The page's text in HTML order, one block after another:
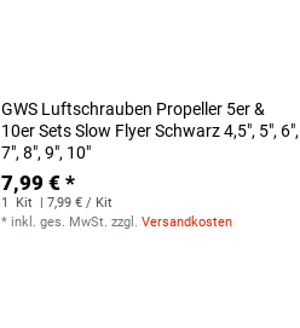
GWS Luftschrauben Propeller 5er &
10er Sets Slow Flyer Schwarz 4,5", 5", 6",
7", 8", 9", 10"
7,99 € *
1 Kit
| 7,99 € / Kit
* inkl. ges. MwSt. zzgl.Versandkosten